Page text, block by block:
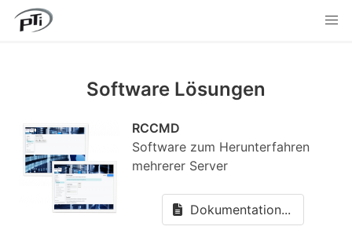
Software Lösungen
RCCMD
Software zum Herunterfahren
mehrerer Server
Dokumentation...